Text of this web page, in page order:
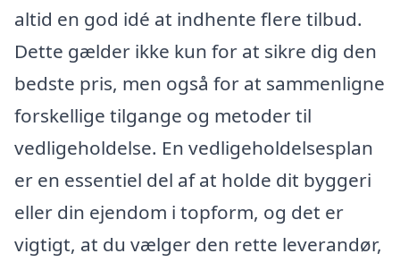
altid en god idé at indhente flere tilbud.
Dette gælder ikke kun for at sikre dig den
bedste pris, men også for at sammenligne
forskellige tilgange og metoder til
vedligeholdelse. En vedligeholdelsesplan
er en essentiel del af at holde dit byggeri
eller din ejendom i topform, og det er
vigtigt, at du vælger den rette leverandør,